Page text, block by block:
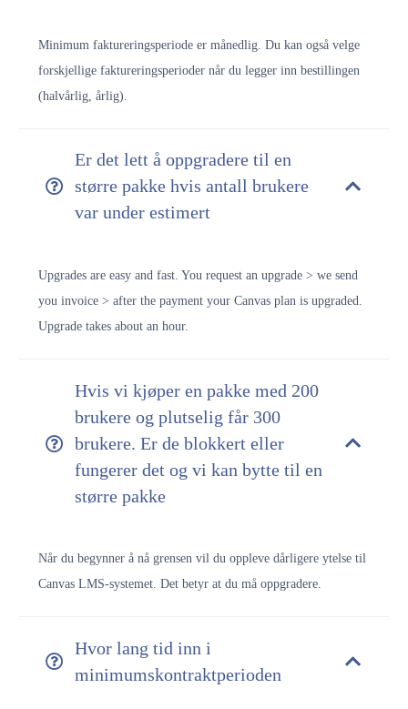
Minimum faktureringsperiode er månedlig. Du kan også velge
forskjellige faktureringsperioder når du legger inn bestillingen
(halvårlig, årlig).
Er det lett å oppgradere til en
større pakke hvis antall brukere
var under estimert
Upgrades are easy and fast. You request an upgrade > we send
you invoice > after the payment your Canvas plan is upgraded.
Upgrade takes about an hour.
Hvis vi kjøper en pakke med 200
brukere og plutselig får 300
brukere. Er de blokkert eller
fungerer det og vi kan bytte til en
større pakke
Når du begynner å nå grensen vil du oppleve dårligere ytelse til
Canvas LMS-systemet. Det betyr at du må oppgradere.
Hvor lang tid inn i
minimumskontraktperioden